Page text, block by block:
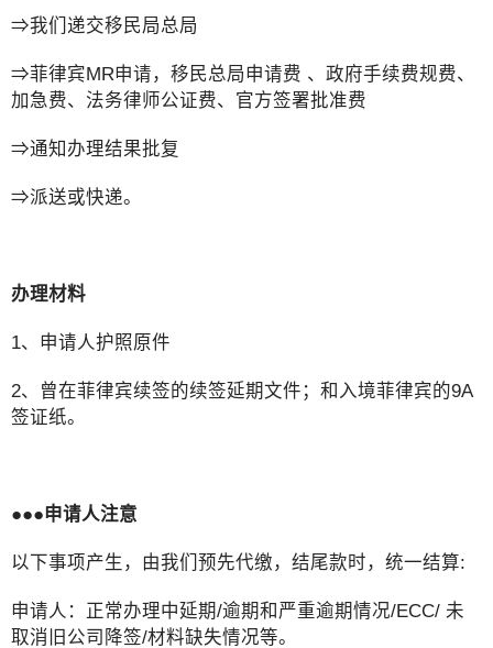
⇒我们递交移民局总局
⇒菲律宾MR申请，移民总局申请费 、政府手续费规费、
加急费、法务律师公证费、官方签署批准费
⇒通知办理结果批复
⇒派送或快递。
办理材料
1、申请人护照原件
2、曾在菲律宾续签的续签延期文件；和入境菲律宾的9A
签证纸。
●●●申请人注意
以下事项产生，由我们预先代缴，结尾款时，统一结算:
申请人：正常办理中延期/逾期和严重逾期情况/ECC/ 未
取消旧公司降签/材料缺失情况等。